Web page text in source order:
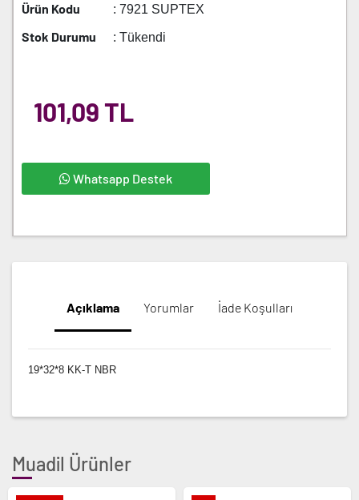
Ürün Kodu
: 7921 SUPTEX
Stok Durumu : Tükendi
101,09 TL
Whatsapp Destek
Açıklama Yorumlar İade Koşulları
19*32*8 KK-T NBR
Muadil Ürünler